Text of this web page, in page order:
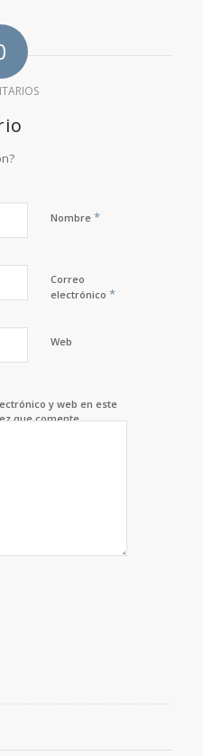
Nombre *
Correo
electrónico *
Web
y web en este
que comente.